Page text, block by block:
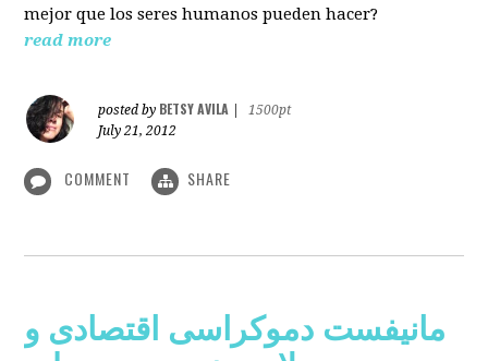
mejor que los seres humanos pueden hacer?
read more
posted by BETSY AVILA
1500pt
July 21, 2012
COMMENT SHARE
مانیفست دموکراسی اقتصادی و